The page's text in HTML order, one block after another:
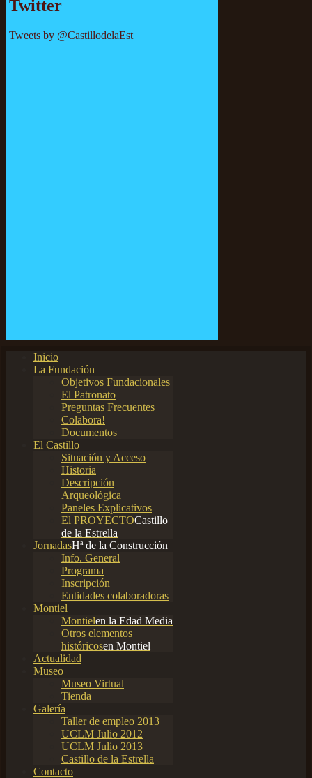
Twitter
Tweets by @CastillodelaEst
Inicio
La Fundación
Objetivos Fundacionales
El Patronato
Preguntas Frecuentes
Colabora!
Documentos
El Castillo
Situación y Acceso
Historia
Descripción
Arqueológica
Paneles Explicativos
El PROYECTOCastillo
de la Estrella
JornadasHª de la Construcción
Info. General
Programa
Inscripción
Entidades colaboradoras
Montiel
Montielen la Edad Media
Otros elementos
históricosen Montiel
Actualidad
Museo
Museo Virtual
Tienda
Galería
Taller de empleo 2013
UCLM Julio 2012
UCLM Julio 2013
Castillo de la Estrella
Contacto